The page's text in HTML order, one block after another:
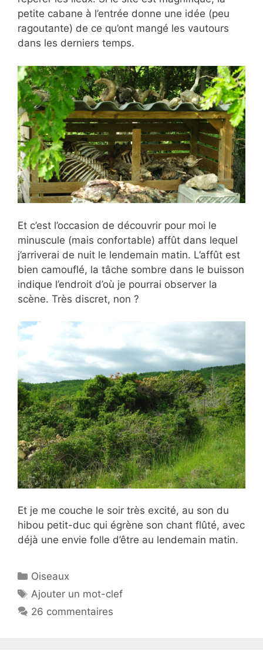
petite cabane à l’entrée donne une idée (peu
ragoutante) de ce qu’ont mangé les vautours
dans les derniers temps.
Et c’est l’occasion de découvrir pour moi le
minuscule (mais confortable) affût dans lequel
j’arriverai de nuit le lendemain matin. L’affût est
bien camouflé, la tâche sombre dans le buisson
indique l’endroit d’où je pourrai observer la
scène. Très discret, non ?
Et je me couche le soir très excité, au son du
hibou petit-duc qui égrène son chant flûté, avec
déjà une envie folle d’être au lendemain matin.
Catégories
Oiseaux
Étiquettes
Ajouter un mot-clef
26 commentaires